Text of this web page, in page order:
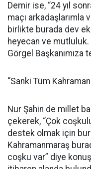
Demir ise, “24 yıl
maçı arkadaşlarımla
birlikte burada dev
heyecan ve
Görgel Başkanımıza
“Sanki Tüm
Nur Şahin de millet
çekerek, “Çok
destek olmak için
Kahramanmaraş
coşku var” diye